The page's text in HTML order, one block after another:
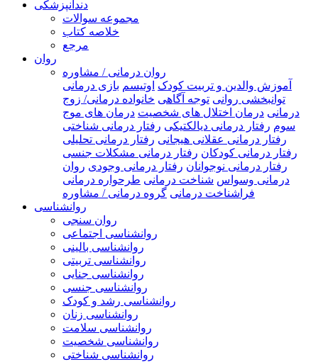
دندانپزشکی
مجموعه سوالات
خلاصه کتاب
مرجع
روان
روان درمانی / مشاوره
آموزش والدین و تربیت کودک اوتیسم بازی درمانی
توانبخشی روانی توجه آگاهی خانواده درمانی/ زوج
درمانی درمان اختلال های شخصیت درمان های موج
سوم رفتار درمانی دیالکتیکی رفتار درمانی شناختی
رفتار درمانی عقلانی هیجانی رفتار درمانی تحلیلی
رفتار درمانی کودکان رفتار درمانی مشکلات جنسی
رفتار درمانی نوجوانان رفتار درمانی وجودی روان
درمانی وسواس شناخت درمانی طرحواره درمانی
فراشناخت درمانی گروه درمانی / مشاوره
روانشناسی
روان سنجی
روانشناسی اجتماعی
روانشناسی بالینی
روانشناسی تربیتی
روانشناسی جنایی
روانشناسی جنسی
روانشناسی رشد و کودک
روانشناسی زنان
روانشناسی سلامت
روانشناسی شخصیت
روانشناسی شناختی